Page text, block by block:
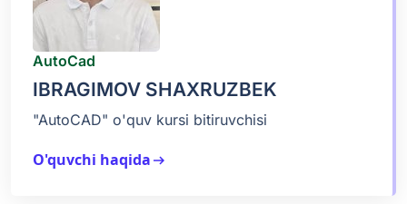
AutoCad
IBRAGIMOV SHAXRUZBEK
"AutoCAD" o'quv kursi bitiruvchisi
O'quvchi haqidaarrow_right_alt